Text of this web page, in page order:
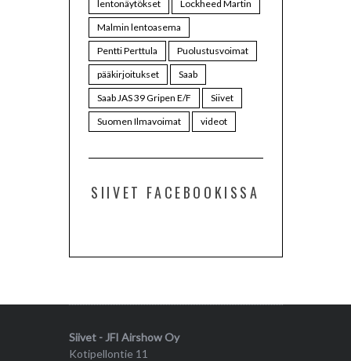
lentonäytökset
Lockheed Martin
Malmin lentoasema
Pentti Perttula
Puolustusvoimat
pääkirjoitukset
Saab
Saab JAS 39 Gripen E/F
Siivet
Suomen Ilmavoimat
videot
SIIVET FACEBOOKISSA
Siivet - JFI Airshow Oy
Kotipellontie 11